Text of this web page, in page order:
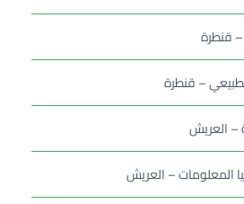
– قنطرة
– قنطرة
– العريش
المعلومات – العريش